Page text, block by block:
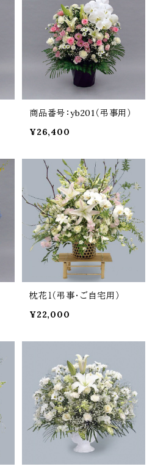
商品番号：yb201（弔事用）
¥26,400
枕花１（弔事・ご自宅用）
¥22,000